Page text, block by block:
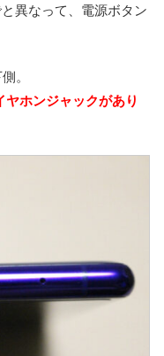
異なって、電源ボタン
。
ヤホンジャックがあり